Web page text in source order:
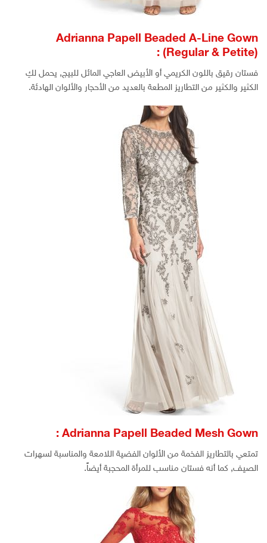
Adrianna Papell Beaded A-Line Gown
(Regular & Petite) :
فستان رقيق باللون الكريمي أو الأبيض العاجي المائل للبيج, يحمل لكِ
الكثير والكثير من التطاريز المطعة بالعديد من الأحجار والألوان الهادئة.
Adrianna Papell Beaded Mesh Gown :
تمتعي بالتطاريز الفخمة من الألوان الفضية اللامعة والمناسبة لسهرات
الصيف, كما أنه فستان مناسب للمرأة المحجبة أيضاً.